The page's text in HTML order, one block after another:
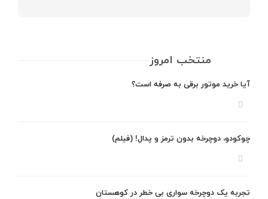
منتخب امروز
آیا خرید موتور برقی به صرفه است؟
چوکودو، دوچرخه بدون ترمز و پدال! (فیلم)
تجربه یک دوچرخه سواری بی خطر در کوهستان